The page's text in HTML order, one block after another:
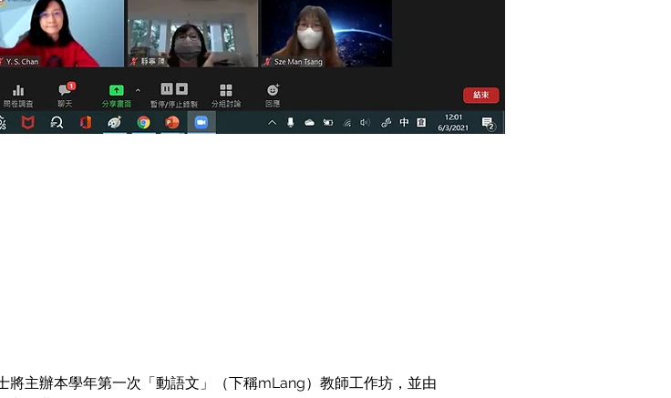
主辦本學年第一次「動語文」（下稱mLang）教師工作坊，並由